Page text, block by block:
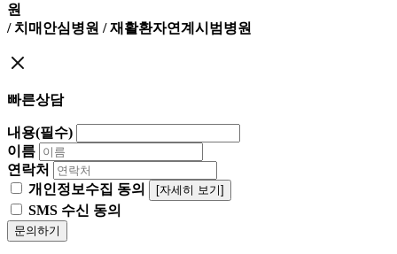
원
/ 치매안심병원 / 재활환자연계시범병원
빠른상담
내용(필수)
이름
연락처
개인정보수집 동의
[자세히 보기]
SMS 수신 동의
문의하기